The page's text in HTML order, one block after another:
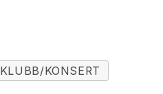
KLUBB/KONSERT